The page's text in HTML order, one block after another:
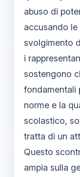
abuso di
accusando
svolgimento
i
sostengono
fondamentali
norme e la
scolastico,
tratta di un
Questo
ampia sulla